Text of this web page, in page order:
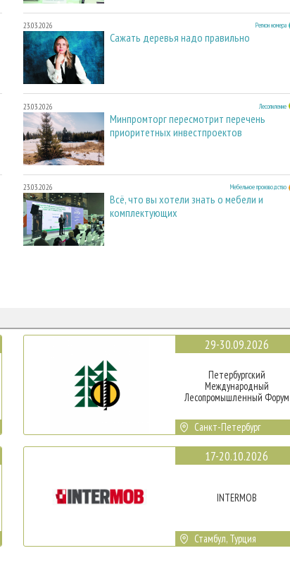
23.03.2026 Регион номера
Сажать деревья надо правильно
23.03.2026 Лесопиление
Минпромторг пересмотрит перечень
приоритетных инвестпроектов
23.03.2026 Мебельное производство
Всё, что вы хотели знать о мебели и
комплектующих
29-30.09.2026
Петербургский
Международный
Лесопромышленный Форум
Санкт-Петербург
17-20.10.2026
INTERMOB
Стамбул, Турция